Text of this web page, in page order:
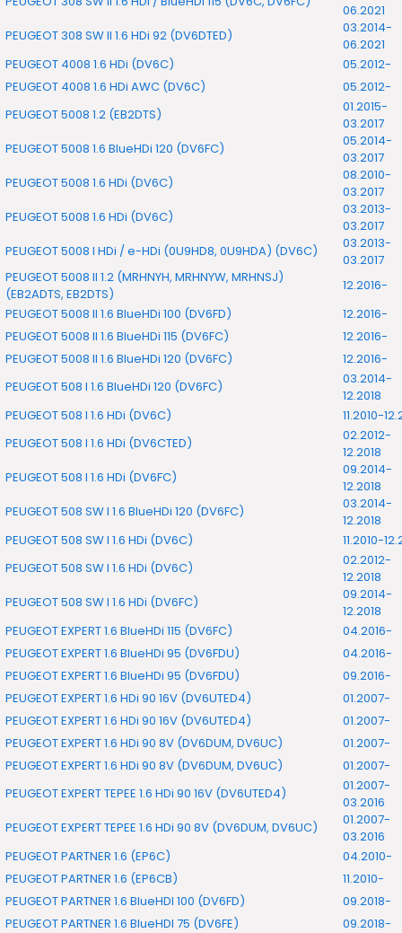
06.2021
PEUGEOT 308 SW II 1.6 HDi 92 (DV6DTED)
03.2014-
06.2021
PEUGEOT 4008 1.6 HDi (DV6C)
05.2012-
PEUGEOT 4008 1.6 HDi AWC (DV6C)
05.2012-
PEUGEOT 5008 1.2 (EB2DTS)
01.2015-
03.2017
PEUGEOT 5008 1.6 BlueHDi 120 (DV6FC)
05.2014-
03.2017
PEUGEOT 5008 1.6 HDi (DV6C)
08.2010-
03.2017
PEUGEOT 5008 1.6 HDi (DV6C)
03.2013-
03.2017
PEUGEOT 5008 I HDi / e-HDi (0U9HD8, 0U9HDA) (DV6C)
03.2013-
03.2017
PEUGEOT 5008 II 1.2 (MRHNYH, MRHNYW, MRHNSJ)
(EB2ADTS, EB2DTS)
12.2016-
PEUGEOT 5008 II 1.6 BlueHDi 100 (DV6FD)
12.2016-
PEUGEOT 5008 II 1.6 BlueHDi 115 (DV6FC)
12.2016-
PEUGEOT 5008 II 1.6 BlueHDi 120 (DV6FC)
12.2016-
PEUGEOT 508 I 1.6 BlueHDi 120 (DV6FC)
03.2014-
12.2018
PEUGEOT 508 I 1.6 HDi (DV6C)
11.2010-
PEUGEOT 508 I 1.6 HDi (DV6CTED)
02.2012-
12.2018
PEUGEOT 508 I 1.6 HDi (DV6FC)
09.2014-
12.2018
PEUGEOT 508 SW I 1.6 BlueHDi 120 (DV6FC)
03.2014-
12.2018
PEUGEOT 508 SW I 1.6 HDi (DV6C)
11.2010-
PEUGEOT 508 SW I 1.6 HDi (DV6C)
02.2012-
12.2018
PEUGEOT 508 SW I 1.6 HDi (DV6FC)
09.2014-
12.2018
PEUGEOT EXPERT 1.6 BlueHDi 115 (DV6FC)
04.2016-
PEUGEOT EXPERT 1.6 BlueHDi 95 (DV6FDU)
04.2016-
PEUGEOT EXPERT 1.6 BlueHDi 95 (DV6FDU)
09.2016-
PEUGEOT EXPERT 1.6 HDi 90 16V (DV6UTED4)
01.2007-
PEUGEOT EXPERT 1.6 HDi 90 16V (DV6UTED4)
01.2007-
PEUGEOT EXPERT 1.6 HDi 90 8V (DV6DUM, DV6UC)
01.2007-
PEUGEOT EXPERT 1.6 HDi 90 8V (DV6DUM, DV6UC)
01.2007-
PEUGEOT EXPERT TEPEE 1.6 HDi 90 16V (DV6UTED4)
01.2007-
03.2016
PEUGEOT EXPERT TEPEE 1.6 HDi 90 8V (DV6DUM, DV6UC)
01.2007-
03.2016
PEUGEOT PARTNER 1.6 (EP6C)
04.2010-
PEUGEOT PARTNER 1.6 (EP6CB)
11.2010-
PEUGEOT PARTNER 1.6 BlueHDI 100 (DV6FD)
09.2018-
PEUGEOT PARTNER 1.6 BlueHDI 75 (DV6FE)
09.2018-